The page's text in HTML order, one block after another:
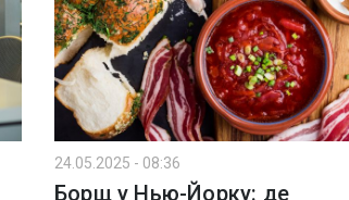
24.05.2025 - 08:36
Борщ у Нью-Йорку: де